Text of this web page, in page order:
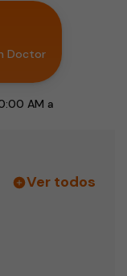
Doctor
AM a
Ver todos